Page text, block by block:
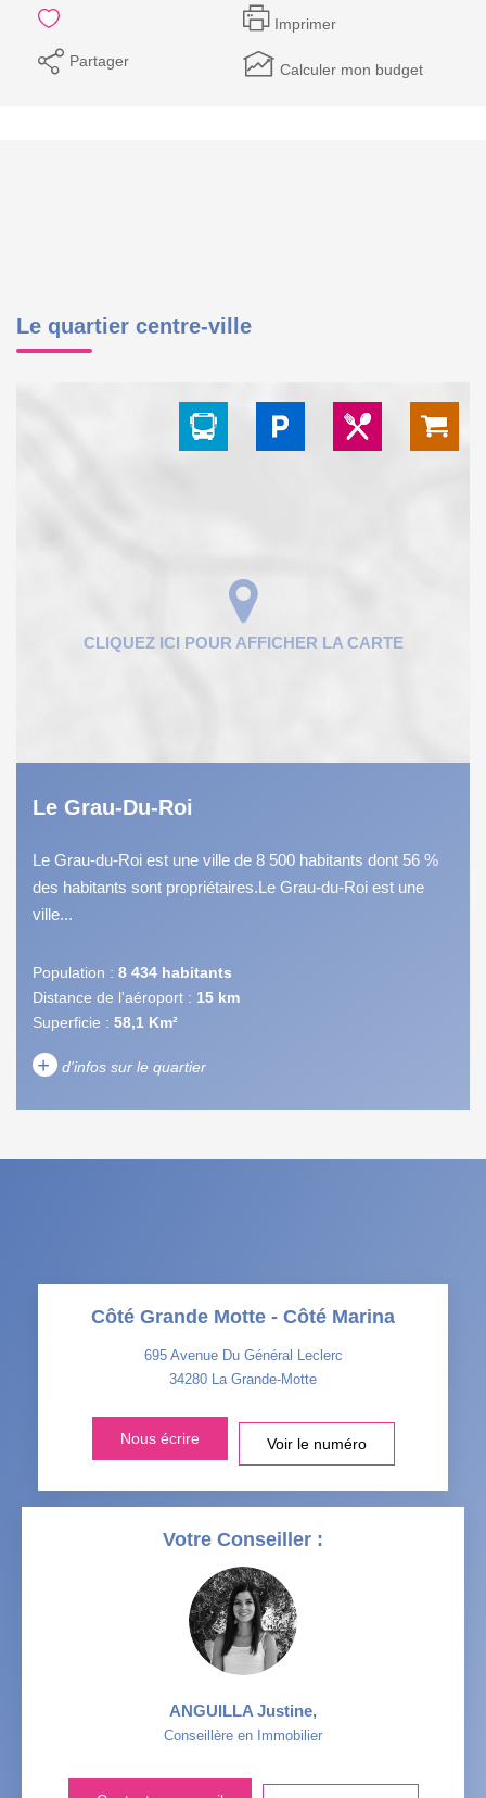
Imprimer
Partager Calculer mon budget
Le quartier centre-ville
Le Grau-Du-Roi
Le Grau-du-Roi est une ville de 8 500 habitants dont 56 %
des habitants sont propriétaires.Le Grau-du-Roi est une
ville...
Population : 8 434 habitants
Distance de l'aéroport : 15 km
Superficie : 58,1 Km²
+ d'infos sur le quartier
TAXE FONCIÈRE
PART DES MÉNAGES SANS
VOITURE
ECOLES ET CRÈCHES
Côté Grande Motte - Côté Marina
695 Avenue Du Général Leclerc
34280 La Grande-Motte
Nous écrire Voir le numéro
Votre Conseiller :
ANGUILLA Justine,
Conseillère en Immobilier